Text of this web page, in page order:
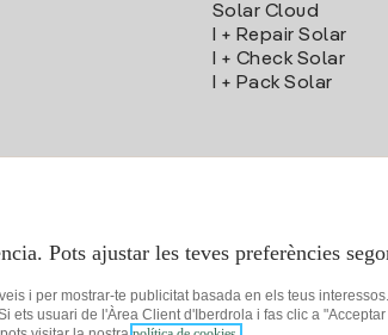
Solar Cloud
I + Repair Solar
I + Check Solar
I + Pack Solar
Pots ajustar les teves preferències
i per mostrar-te publicitat basada en els teus
usuari de l'Àrea Client d'Iberdrola i fas clic a